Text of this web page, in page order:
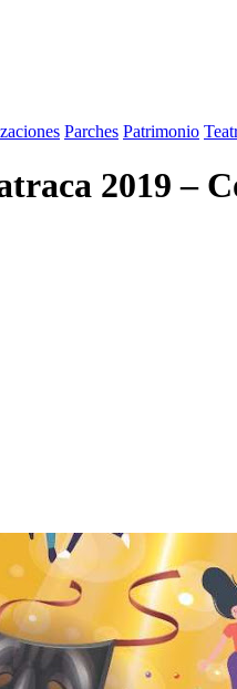
Parches Patrimonio
2019 –